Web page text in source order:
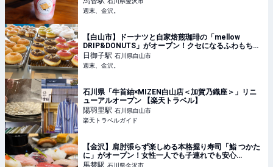
週末、金沢。
【白山市】ドーナツと自家焙煎珈琲の「mellow
DRIP&DONUTS」がオープン！クセになるふわもち食
感で香り高いドリンクと相性抜群♪【NEW OPEN】 - 週
末、金沢。
日御子駅 石川県白山市
週末、金沢。
石川県「牛首紬×MIZEN白山店＜加賀乃織座＞」リニ
ューアルオープン 【楽天トラベル】
陽羽里駅 石川県白山市
楽天トラベルガイド
【金沢】肩肘張らず楽しめる本格握り寿司「鮨 つかた
に」がオープン！女性一人でも子連れでも安心
♪【NEW OPEN】 - 週末、金沢。
馬替駅 石川県金沢市